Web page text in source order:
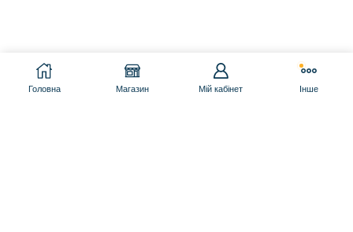
Головна Магазин Мій кабінет Інше